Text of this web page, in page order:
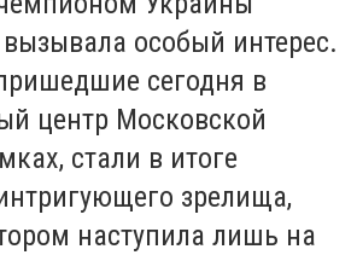
особый интерес.
сегодня в
центр Московской
стали в итоге
зрелища,
наступила лишь на